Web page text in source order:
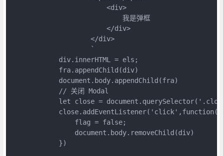
                        <div>
                            我是弹框
                        </div>
                    </div>
                    `
            div.innerHTML = els;
            fra.appendChild(div)
            document.body.appendChild(fra)
            // 关闭 Modal
let close =
                flag = false;
                document.body.removeChild(div)
            })